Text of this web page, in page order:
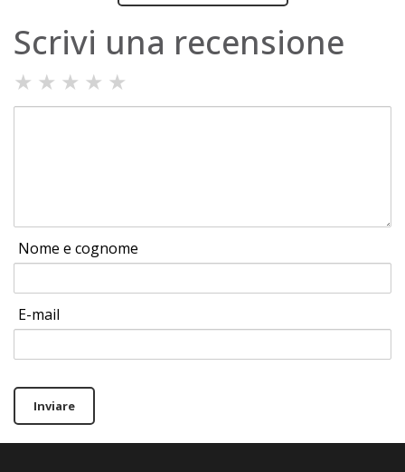
Scrivi una recensione
★ ★ ★ ★ ★
Nome e cognome
E-mail
Inviare